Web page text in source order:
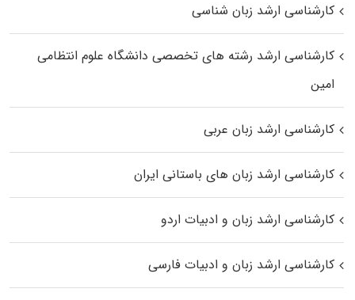
کارشناسی ارشد زبان شناسی
کارشناسی ارشد رﺷﺘﻪ ﻫﺎی تخصصی داﻧﺸﮕﺎه ﻋﻠﻮم انتظامی
اﻣﻴﻦ
کارشناسی ارشد زبان عربی
کارشناسی ارشد زبان‌ های باستانی ایران
کارشناسی ارشد زبان و ادبیات اردو
کارشناسی ارشد زبان و ادبیات فارسی